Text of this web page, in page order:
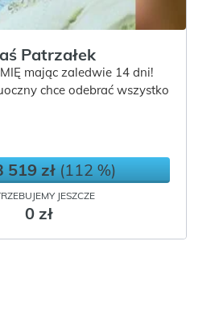
Patrzałek
mając zaledwie 14 dni!
chce odebrać wszystko
519 zł(112 %)
JESZCZE
0 zł